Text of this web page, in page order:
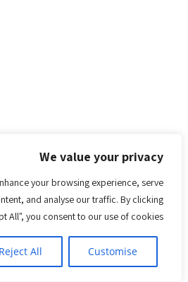
We value your privacy
your browsing experience, serve
and analyse our traffic. By clicking
All", you consent to our use of cookies.
Customise
Reject All